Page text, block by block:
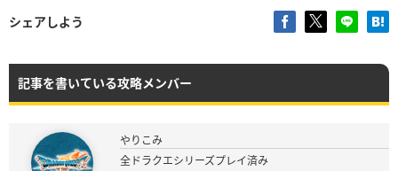
シェアしよう
記事を書いている攻略メンバー
やりこみ
全ドラクエシリーズプレイ済み